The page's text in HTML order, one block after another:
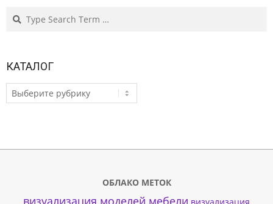
Search
КАТАЛОГ
КАТАЛОГ
ОБЛАКО МЕТОК
визуализация моделей мебели